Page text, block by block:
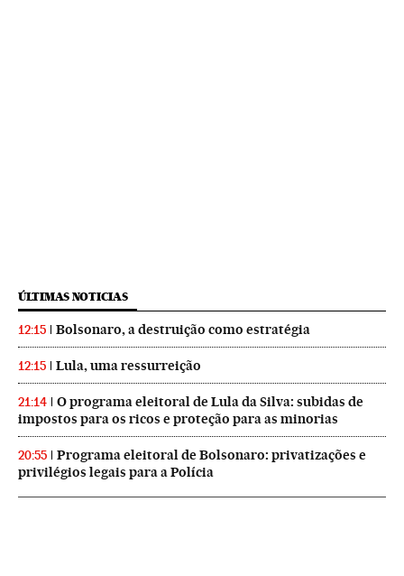
ÚLTIMAS NOTICIAS
12:15 Bolsonaro, a destruição como estratégia
12:15 Lula, uma ressurreição
21:14
O programa eleitoral de Lula da Silva: subidas de
impostos para os ricos e proteção para as minorias
20:55
Programa eleitoral de Bolsonaro: privatizações e
privilégios legais para a Polícia